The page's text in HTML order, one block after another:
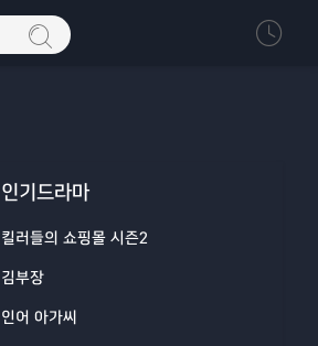
인기드라마
킬러들의 쇼핑몰 시즌2
김부장
인어 아가씨